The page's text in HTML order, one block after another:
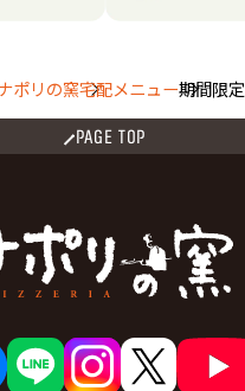
ポリの窯宅配メニュー期間限定
PAGE TOP